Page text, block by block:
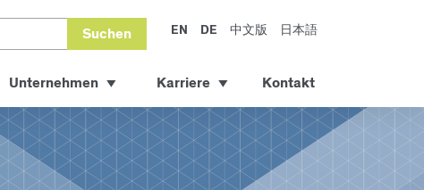
Suchen EN DE 中文版 日本語
Unternehmen Karriere Kontakt